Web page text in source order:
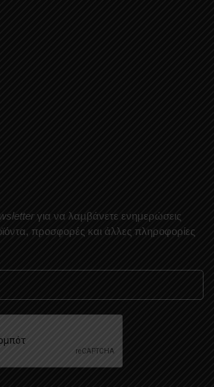
για να λαμβάνετε ενημερώσεις
προσφορές και άλλες πληροφορίες